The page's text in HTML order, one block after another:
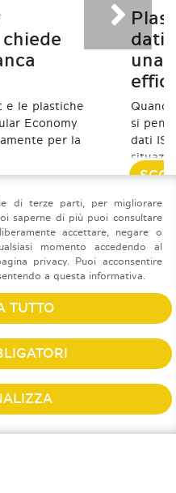
e le plastiche
Economy
per la
dati
una
si
dati
23
miti e
dati
(MI) +39 02 439281
di terze parti, per migliorare
saperne di più puoi consultare
accettare, negare o
momento accedendo al
privacy. Puoi acconsentire
a questa informativa.
TUTTO